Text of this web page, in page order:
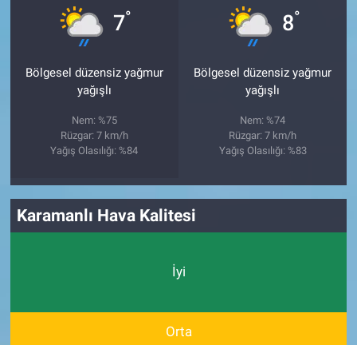
7°
Bölgesel düzensiz yağmur
yağışlı
Nem: %75
Rüzgar: 7 km/h
Yağış Olasılığı: %84
8°
Bölgesel düzensiz yağmur
yağışlı
Nem: %74
Rüzgar: 7 km/h
Yağış Olasılığı: %83
Karamanlı Hava Kalitesi
İyi
Orta